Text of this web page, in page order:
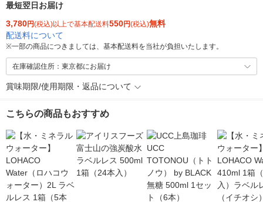
最短翌日お届け
3,780円(税込)以上で基本配送料550円(税込)無料
配送料について
※一部の商品につきましては、基本配送料を当社が負担いたします。
在庫確認住所：東京都にお届け
賞味期限/使用期限・返品について
こちらの商品もおすすめ